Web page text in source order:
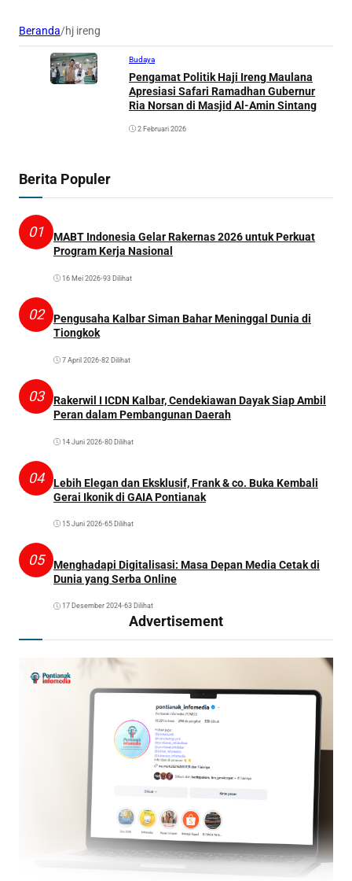
Beranda/hj ireng
Budaya
Pengamat Politik Haji Ireng Maulana
Apresiasi Safari Ramadhan Gubernur
Ria Norsan di Masjid Al-Amin Sintang
2 Februari 2026
Berita Populer
01
MABT Indonesia Gelar Rakernas 2026 untuk Perkuat
Program Kerja Nasional
16 Mei 2026•93 Dilihat
02
Pengusaha Kalbar Siman Bahar Meninggal Dunia di
Tiongkok
7 April 2026•82 Dilihat
03
Rakerwil I ICDN Kalbar, Cendekiawan Dayak Siap Ambil
Peran dalam Pembangunan Daerah
14 Juni 2026•80 Dilihat
04
Lebih Elegan dan Eksklusif, Frank & co. Buka Kembali
Gerai Ikonik di GAIA Pontianak
15 Juni 2026•65 Dilihat
05
Menghadapi Digitalisasi: Masa Depan Media Cetak di
Dunia yang Serba Online
17 Desember 2024•63 Dilihat
Advertisement